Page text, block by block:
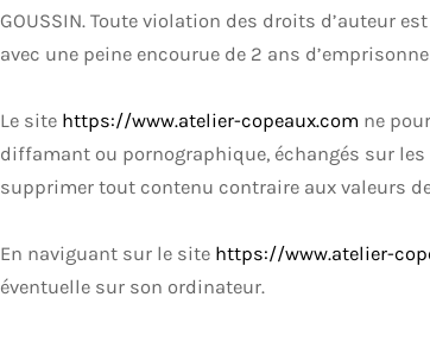
GOUSSIN. Toute violation des droits d’auteur
avec une peine encourue de 2 ans
Le site https://www.atelier-copeaux.com ne
diffamant ou pornographique, échangés sur
supprimer tout contenu contraire aux valeurs
En naviguant sur le site https://www.atelier-
éventuelle sur son ordinateur.